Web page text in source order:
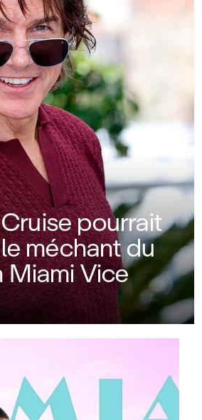
pourrait
méchant du
Vice